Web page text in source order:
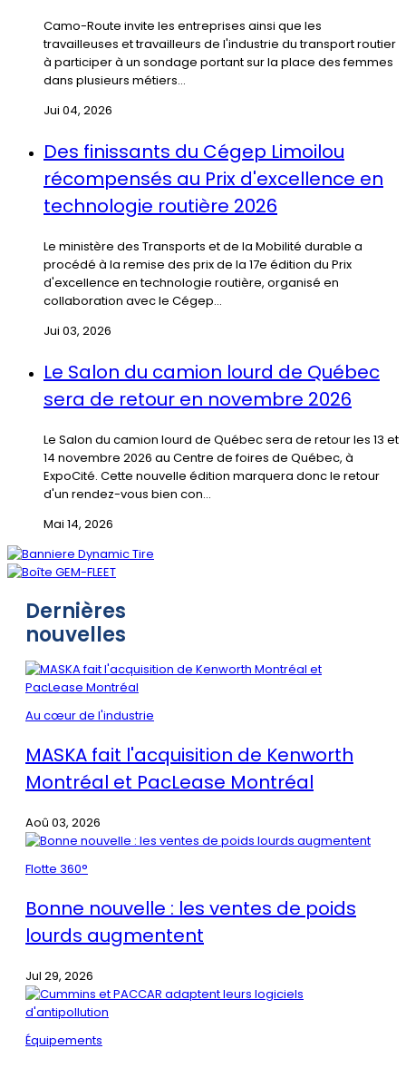
Camo-Route invite les entreprises ainsi que les
travailleuses et travailleurs de l'industrie du transport routier
à participer à un sondage portant sur la place des femmes
dans plusieurs métiers...
Jui 04, 2026
Des finissants du Cégep Limoilou
récompensés au Prix d'excellence en
technologie routière 2026
Le ministère des Transports et de la Mobilité durable a
procédé à la remise des prix de la 17e édition du Prix
d'excellence en technologie routière, organisé en
collaboration avec le Cégep...
Jui 03, 2026
Le Salon du camion lourd de Québec
sera de retour en novembre 2026
Le Salon du camion lourd de Québec sera de retour les 13 et
14 novembre 2026 au Centre de foires de Québec, à
ExpoCité. Cette nouvelle édition marquera donc le retour
d'un rendez-vous bien con...
Mai 14, 2026
Dernières
nouvelles
Au cœur de l'industrie
MASKA fait l'acquisition de Kenworth
Montréal et PacLease Montréal
Aoû 03, 2026
Flotte 360°
Bonne nouvelle : les ventes de poids
lourds augmentent
Jul 29, 2026
Équipements